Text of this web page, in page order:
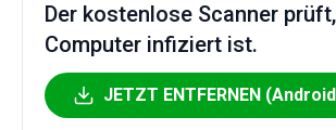
Der kostenlose Scanner
Computer infiziert ist.
JETZT ENTFERNEN